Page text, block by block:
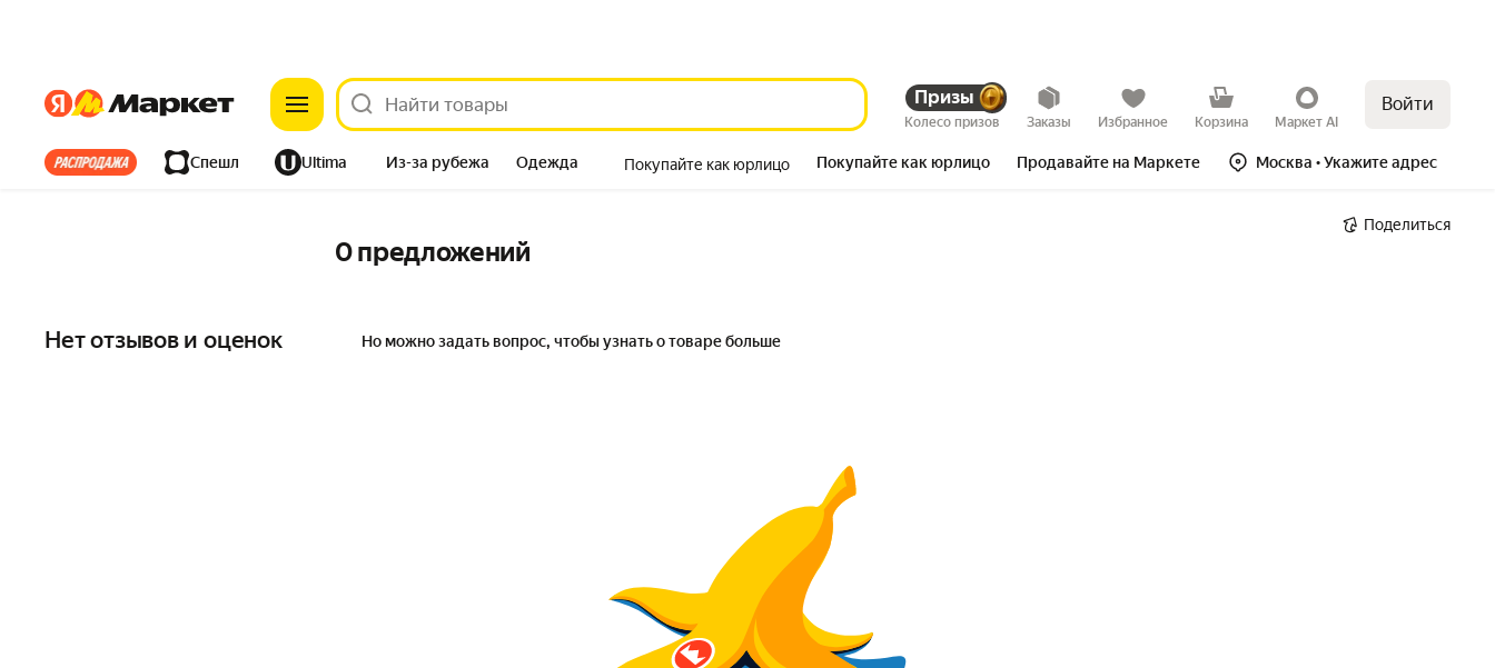
ЯндексЯндекс Призы
Колесо призов Заказы Избранное Корзина Маркет AI
Войти
Все хиты Спешл Ultima Из-за рубежа Одежда Покупайте как юрлицо Покупайте как юрлицо Продавайте на Маркете Москва • Укажите адрес
Поделиться
0 предложений
Нет отзывов и оценок Но можно задать вопрос, чтобы узнать о товаре больше